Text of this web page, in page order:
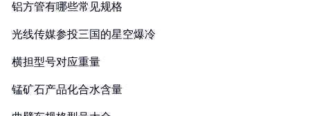
铝方管有哪些常见规格
光线传媒参投三国的星空爆冷
横担型号对应重量
锰矿石产品化合水含量